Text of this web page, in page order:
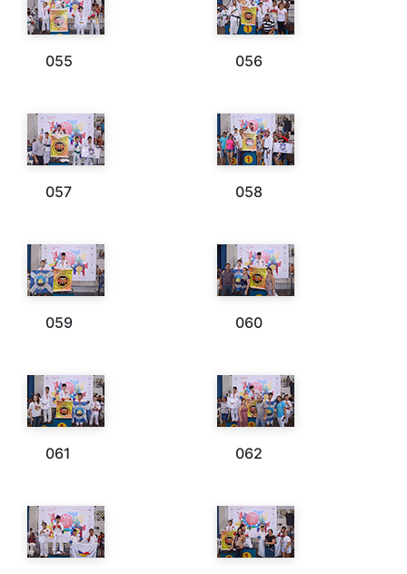
055 056
057 058
059 060
061 062